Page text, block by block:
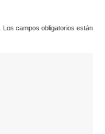
Los campos obligatorios están